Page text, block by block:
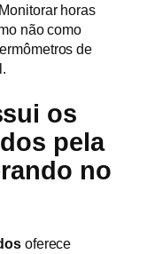
Monitorar horas
não como
de
os
pela
no
oferece